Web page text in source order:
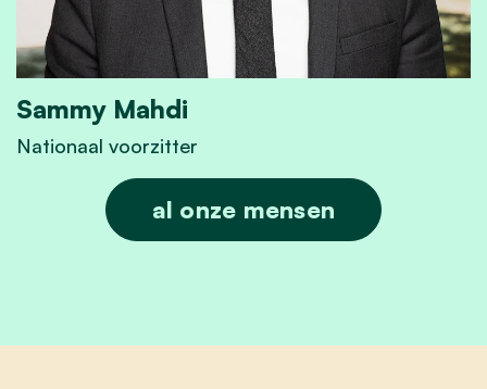
Sammy Mahdi
Nationaal voorzitter
Sammy Mahdi
al onze mensen